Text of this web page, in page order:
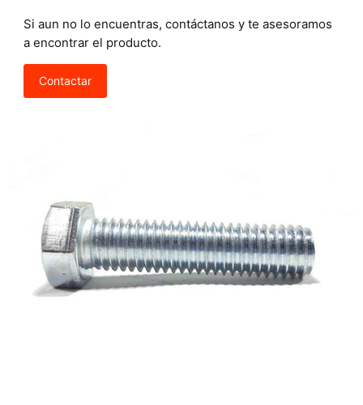
Si aun no lo encuentras, contáctanos y te asesoramos
a encontrar el producto.
Contactar